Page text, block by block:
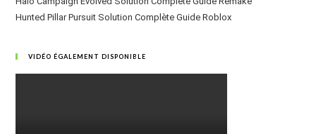
Hunted Pillar Pursuit Solution Complète Guide Roblox
VIDÉO ÉGALEMENT DISPONIBLE